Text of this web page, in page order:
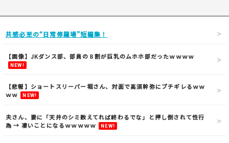
共感必至の“日常修羅場”短編集！
【画像】JKダンス部、部員の８割が巨乳のムホホ部だったｗｗｗｗ
NEW!
【悲報】ショートスリーパー堀さん、対面で高須幹弥にブチギレるｗｗ
ｗｗ
NEW!
夫さん、妻に「天井のシミ数えてれば終わるでな」と押し倒されて性行
為 → 凄いことになるｗｗｗｗｗ
NEW!